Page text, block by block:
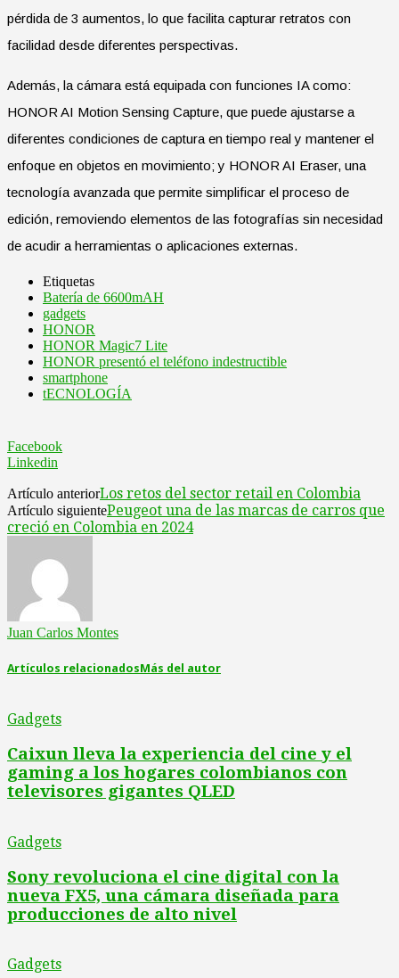
pérdida de 3 aumentos, lo que facilita capturar retratos con
facilidad desde diferentes perspectivas.
Además, la cámara está equipada con funciones IA como:
HONOR AI Motion Sensing Capture, que puede ajustarse a
diferentes condiciones de captura en tiempo real y mantener el
enfoque en objetos en movimiento; y HONOR AI Eraser, una
tecnología avanzada que permite simplificar el proceso de
edición, removiendo elementos de las fotografías sin necesidad
de acudir a herramientas o aplicaciones externas.
Etiquetas
Batería de 6600mAH
gadgets
HONOR
HONOR Magic7 Lite
HONOR presentó el teléfono indestructible
smartphone
tECNOLOGÍA
Facebook
Linkedin
Artículo anteriorLos retos del sector retail en Colombia
Artículo siguientePeugeot una de las marcas de carros que
creció en Colombia en 2024
Juan Carlos Montes
Artículos relacionadosMás del autor
Gadgets
Caixun lleva la experiencia del cine y el
gaming a los hogares colombianos con
televisores gigantes QLED
Gadgets
Sony revoluciona el cine digital con la
nueva FX5, una cámara diseñada para
producciones de alto nivel
Gadgets